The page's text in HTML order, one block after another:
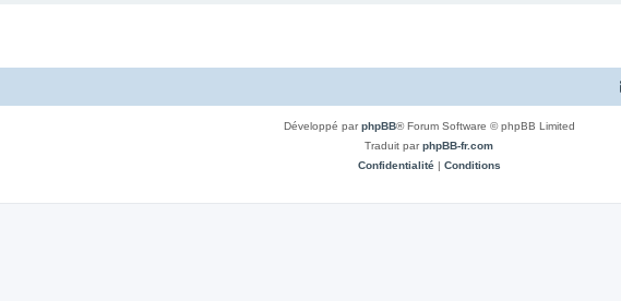
Développé parphpBB® Forum Software © phpBB Limited
Traduit parphpBB-fr.com
Confidentialité| Conditions